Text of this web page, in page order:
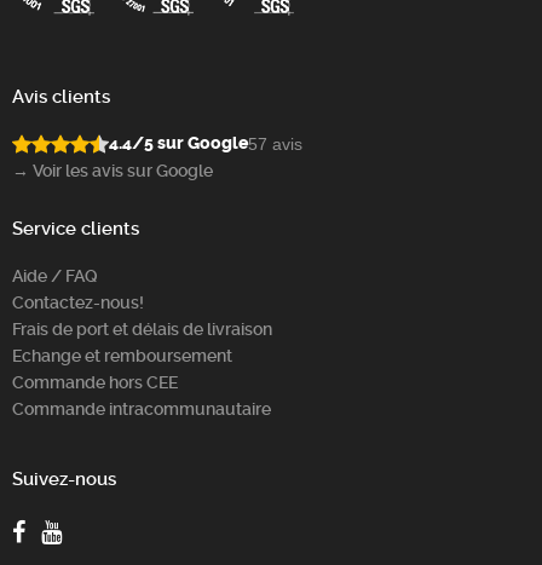
Avis clients
4.4/5 sur Google57 avis
→ Voir les avis sur Google
Service clients
Aide / FAQ
Contactez-nous!
Frais de port et délais de livraison
Echange et remboursement
Commande hors CEE
Commande intracommunautaire
Suivez-nous